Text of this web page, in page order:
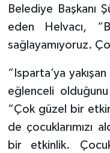
Belediye Başkanı
eden Helvacı,
sağlayamıyoruz.
“Isparta’ya
eğlenceli
“Çok güzel bir
de çocuklarımızı
bir etkinlik.